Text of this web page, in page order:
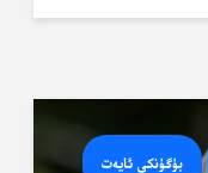
بۈگۈنكى ئايەت